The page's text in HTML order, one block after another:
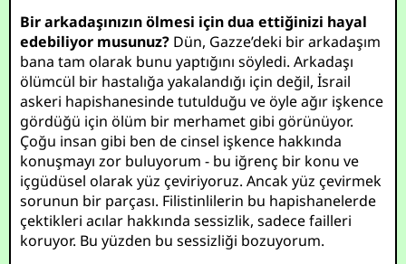
Bir arkadaşınızın ölmesi için dua ettiğinizi hayal
edebiliyor musunuz? Dün, Gazze’deki bir arkadaşım
bana tam olarak bunu yaptığını söyledi. Arkadaşı
ölümcül bir hastalığa yakalandığı için değil, İsrail
askeri hapishanesinde tutulduğu ve öyle ağır işkence
gördüğü için ölüm bir merhamet gibi görünüyor.
Çoğu insan gibi ben de cinsel işkence hakkında
konuşmayı zor buluyorum - bu iğrenç bir konu ve
içgüdüsel olarak yüz çeviriyoruz. Ancak yüz çevirmek
sorunun bir parçası. Filistinlilerin bu hapishanelerde
çektikleri acılar hakkında sessizlik, sadece failleri
koruyor. Bu yüzden bu sessizliği bozuyorum.